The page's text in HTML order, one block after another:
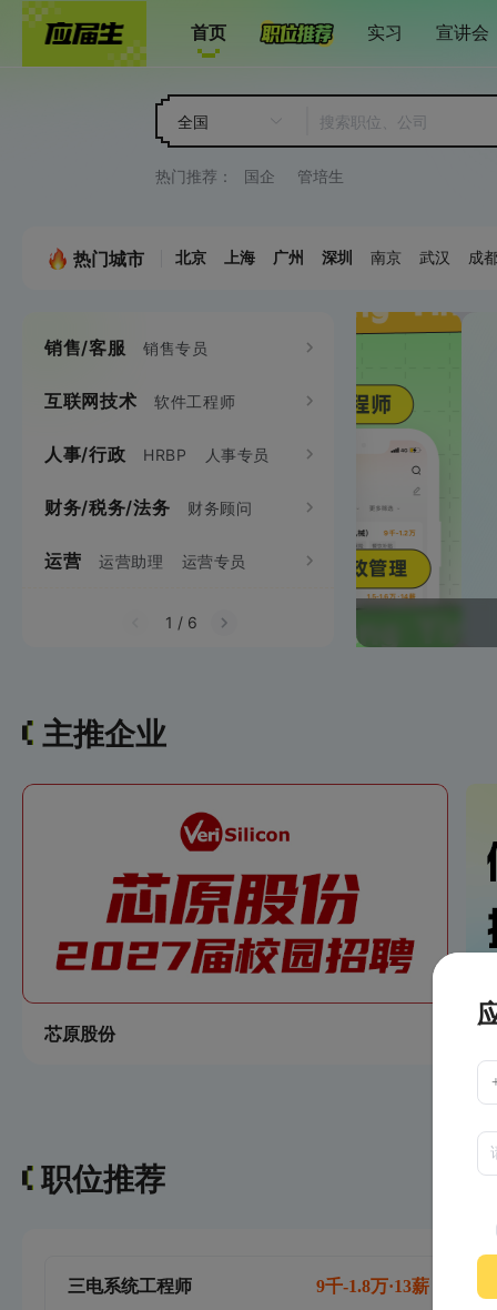
首页 实习 宣讲会
全国
热门推荐： 国企 管培生
热门城市 北京 上海 广州 深圳 南京 武汉 成
销售/客服 销售专员
客户代表 销售工程师
大客户销售 电话销售
互联网技术 软件工程师
java C/C++ C# .NET
人事/行政 HRBP 人事专员
财务/税务/法务 财务顾问
财务专员 财务分析员
成本管理员
运营 运营助理 运营专员
网络推广
市场企划专员
设计 平面设计师
UI设计师
视觉设计师
产品 产品专员
需求工程师
项目经理/管理
机械项目管理
生产制造
1 / 6
主推企业
芯原股份
职位推荐
三电系统工程师 9千-1.8万·13薪